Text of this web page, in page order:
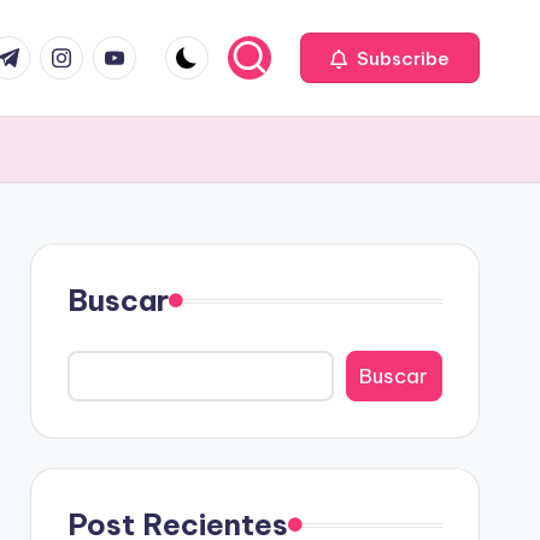
instagram.com
youtube.com Subscribe
Buscar
Buscar
Post Recientes